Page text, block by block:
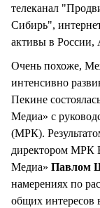
телеканал
Сибирь",
активы в
Очень похоже,
интенсивно
Пекине
Медиа» с
(МРК).
директором МРК
Медиа»
намерениях по
общих интересов